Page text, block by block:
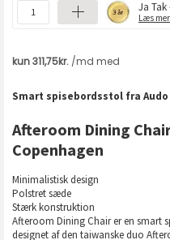
Ja Tak
Læs
Smart spisebordsstol fra Audo
Afteroom Dining
Copenhagen
Minimalistisk design
Polstret sæde
Stærk konstruktion
Afteroom Dining Chair er en smart
designet af den taiwanske duo